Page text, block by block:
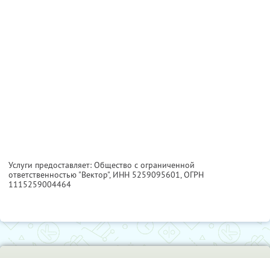
Услуги предоставляет: Общество с ограниченной
ответственностью "Вектор", ИНН 5259095601, ОГРН
1115259004464